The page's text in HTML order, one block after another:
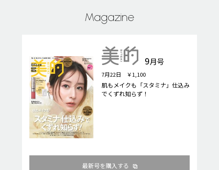
Magazine
9月号
7月22日 ￥1,100
肌もメイクも「スタミナ」仕込み
でくずれ知らず！
最新号を購入する